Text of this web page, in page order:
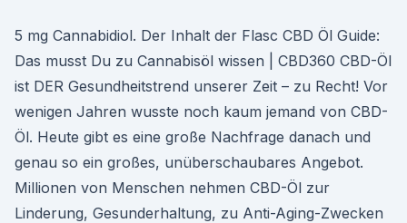
5 mg Cannabidiol. Der Inhalt der Flasc CBD Öl Guide:
Das musst Du zu Cannabisöl wissen | CBD360 CBD-Öl
ist DER Gesundheitstrend unserer Zeit – zu Recht! Vor
wenigen Jahren wusste noch kaum jemand von CBD-
Öl. Heute gibt es eine große Nachfrage danach und
genau so ein großes, unüberschaubares Angebot.
Millionen von Menschen nehmen CBD-Öl zur
Linderung, Gesunderhaltung, zu Anti-Aging-Zwecken